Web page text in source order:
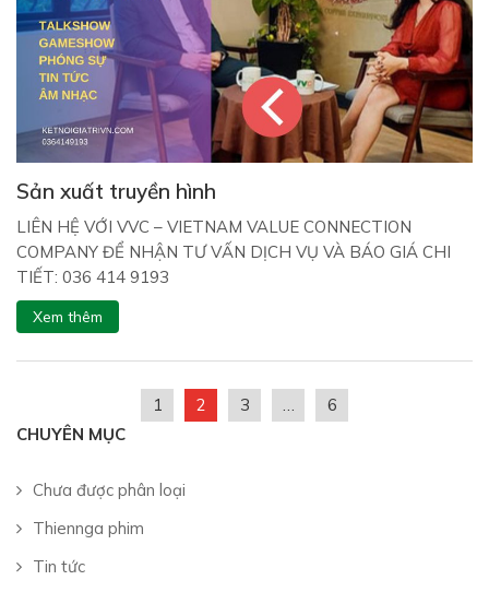
Sản xuất truyền hình
LIÊN HỆ VỚI VVC – VIETNAM VALUE CONNECTION
COMPANY ĐỂ NHẬN TƯ VẤN DỊCH VỤ VÀ BÁO GIÁ CHI
TIẾT: 036 414 9193
Xem thêm
1 2 3 …
6
CHUYÊN MỤC
Chưa được phân loại
Thiennga phim
Tin tức